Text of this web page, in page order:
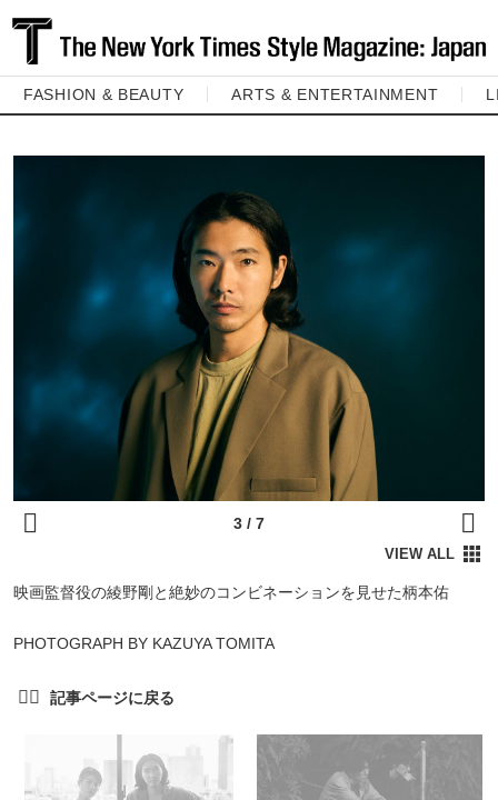
FASHION & BEAUTY ARTS & ENTERTAINMENT
映画監督役の綾野剛と絶妙のコンビネーションを見せた柄本佑
PHOTOGRAPH BY KAZUYA TOMITA